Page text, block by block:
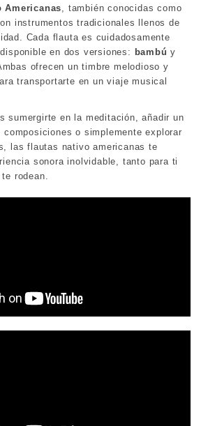
Americanas
instrumentos tradicionales llenos de
Cada flauta es cuidadosamente
en dos versiones: bambú
ofrecen un timbre melodioso y
transportarte en un viaje musical
sumergirte en la meditación, añadir un
o simplemente explorar
las flautas nativo americanas te
sonora inolvidable, tanto para ti
rodean.